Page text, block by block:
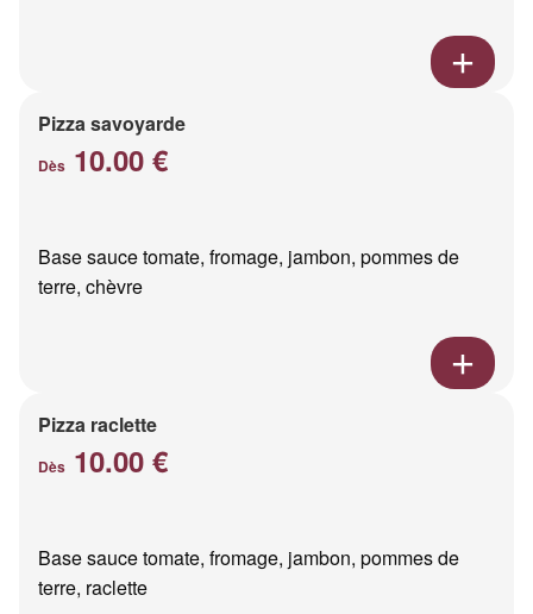
Pizza savoyarde
Dès 10.00 €
Base sauce tomate, fromage, jambon, pommes de
terre, chèvre
Pizza raclette
Dès 10.00 €
Base sauce tomate, fromage, jambon, pommes de
terre, raclette